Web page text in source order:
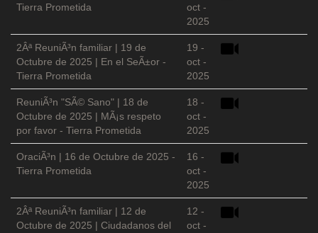
Tierra Prometida
oct -
2025
2Âª ReuniÃ³n familiar | 19 de
Octubre de 2025 | En el SeÃ±or -
Tierra Prometida
19 -
oct -
2025
ReuniÃ³n "SÃ© Sano" | 18 de
Octubre de 2025 | MÃ¡s respeto
por favor - Tierra Prometida
18 -
oct -
2025
OraciÃ³n | 16 de Octubre de 2025 -
Tierra Prometida
16 -
oct -
2025
2Âª ReuniÃ³n familiar | 12 de
Octubre de 2025 | Ciudadanos del
12 -
oct -